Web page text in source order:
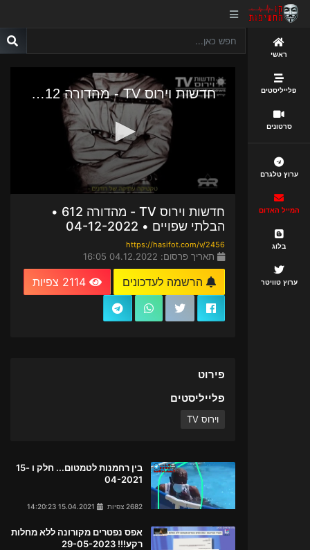
ראשי
פלייליסטים
סרטונים
ערוץ טלגרם
המייל האדום
בלוג
ערוץ טוויטר
חדשות וירוס TV - מהדורה 612 •
הבלתי שפויים • 04-12-2022
https://hasifot.com/v/2456
תאריך פרסום: 04.12.2022 16:05
הרשמה לעדכונים
פירוט
פלייליסטים
וירוס TV
בין רחמנות לטמטום... חלק ו 15-
04-2021
2682 צפיות
אפס נפטרים מקורונה ללא מחלות
רקע!!! 29-05-2023